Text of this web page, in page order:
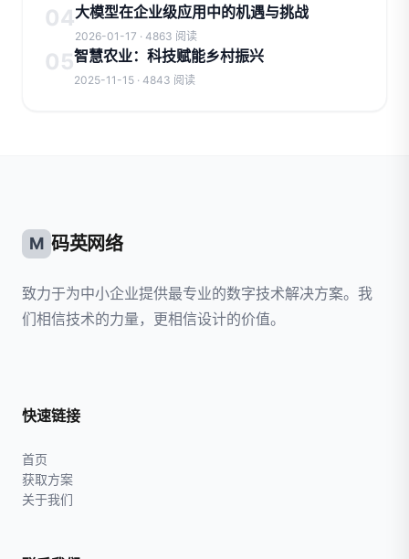
04大模型在企业级应用中的机遇与挑战
2026-01-17 · 4863 阅读
05智慧农业：科技赋能乡村振兴
2025-11-15 · 4843 阅读
M 码英网络
致力于为中小企业提供最专业的数字技术解决方案。我
们相信技术的力量，更相信设计的价值。
快速链接
首页
获取方案
关于我们